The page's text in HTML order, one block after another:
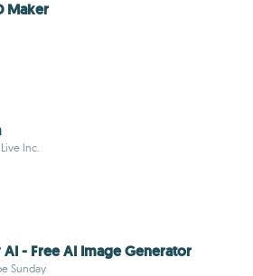
Maker
Inc.
AI - Free AI Image Generator
Sunday